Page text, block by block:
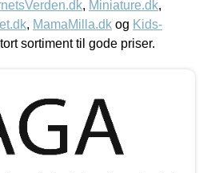
, Miniature.dk,
, MamaMilla.dk og Kids-
sortiment til gode priser.